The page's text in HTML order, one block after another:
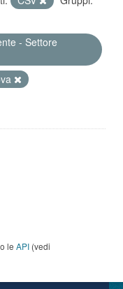
- Settore
le API (vedi